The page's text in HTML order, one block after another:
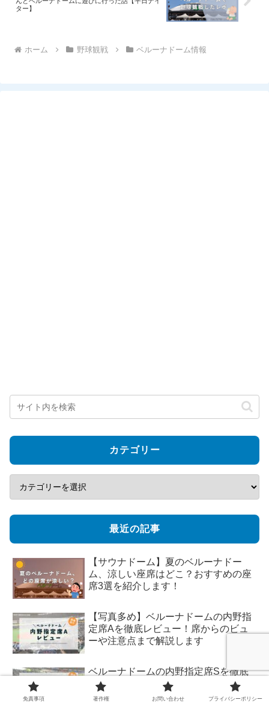
ター】
ホーム 野球観戦 ベルーナドーム情報
カテゴリー
最近の記事
【サウナドーム】夏のベルーナドー
ム、涼しい座席はどこ？おすすめの座
席3選を紹介します！
【写真多め】ベルーナドームの内野指
定席Aを徹底レビュー！席からのビュ
ーや注意点まで解説します
ベルーナドームの内野指定席Sを徹底
解説！席からのビューやおすすめの周
辺グルメまで網羅して解説します
免責事項 著作権 お問い合わせ プライバシーポリシー